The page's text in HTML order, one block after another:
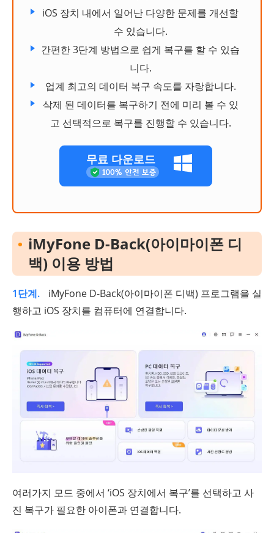
iOS 장치 내에서 일어난 다양한 문제를 개선할
수 있습니다.
간편한 3단계 방법으로 쉽게 복구를 할 수 있습
니다.
업계 최고의 데이터 복구 속도를 자랑합니다.
삭제 된 데이터를 복구하기 전에 미리 볼 수 있
고 선택적으로 복구를 진행할 수 있습니다.
무료 다운로드
iMyFone D-Back(아이마이폰 디
백) 이용 방법
1단계.
iMyFone D-Back(아이마이폰 디백) 프로그램을 실
행하고 iOS 장치를 컴퓨터에 연결합니다.
여러가지 모드 중에서 ‘iOS 장치에서 복구’를 선택하고 사
진 복구가 필요한 아이폰과 연결합니다.